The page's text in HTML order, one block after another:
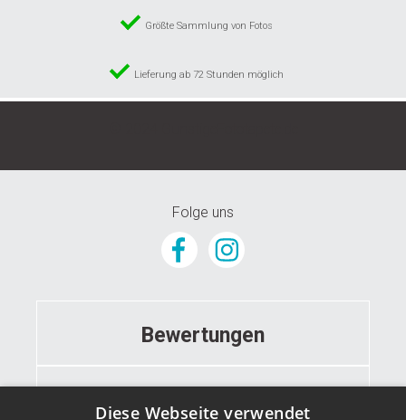
Größte Sammlung von Fotos
Lieferung ab 72 Stunden möglich
Folge uns
Bewertungen
Informationen
Diese Webseite verwendet